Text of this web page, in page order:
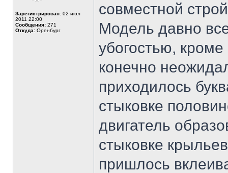
Зарегистрирован: 02 июл
2011 22:00
Сообщения: 271
Откуда: Оренбург
совместной
Модель давно
убогостью,
конечно
приходилось
стыковке
двигатель
стыковке
пришлось